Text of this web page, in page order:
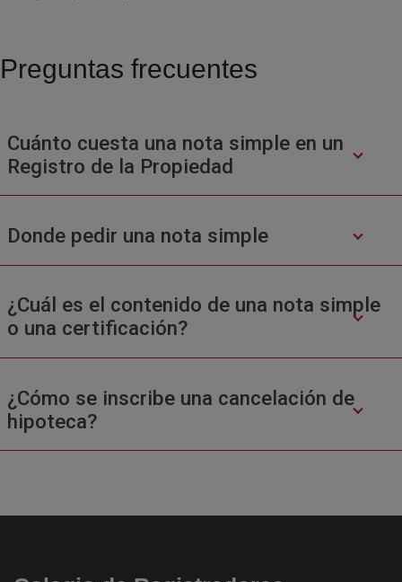
Preguntas frecuentes
Cuánto cuesta una nota simple en un
Registro de la Propiedad
Donde pedir una nota simple
¿Cuál es el contenido de una nota simple
o una certificación?
¿Cómo se inscribe una cancelación de
hipoteca?